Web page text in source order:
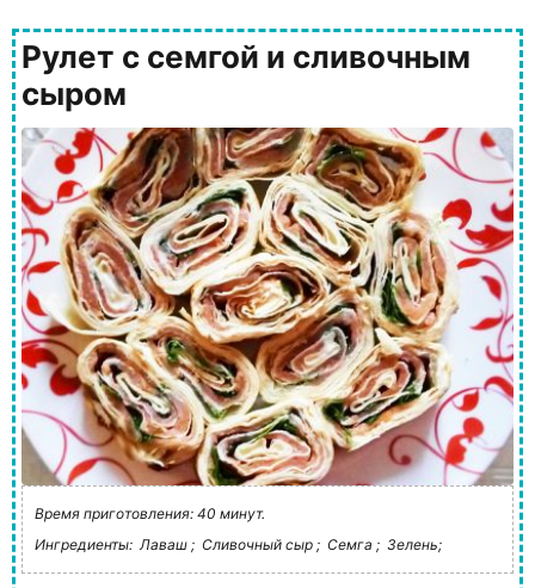
Рулет с семгой и сливочным
сыром
Время приготовления: 40 минут.
Ингредиенты: Лаваш ; Сливочный сыр ; Семга ; Зелень;